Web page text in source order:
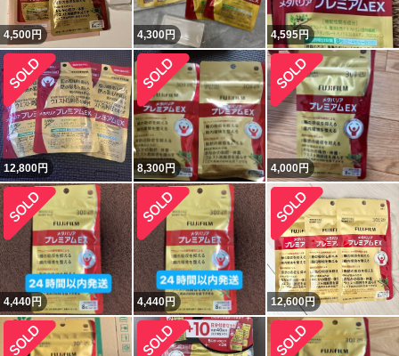
4,500円 4,300円 4,595円
12,800円 8,300円 4,000円
4,440円 4,440円 12,600円